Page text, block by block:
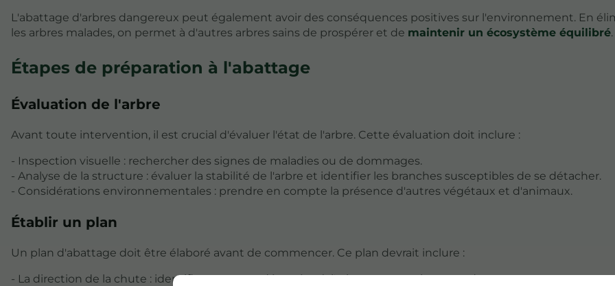
L'abattage d'arbres dangereux peut également avoir des conséquences positives sur l'environnement. En
les arbres malades, on permet à d'autres arbres sains de prospérer et de maintenir un écosystème équilibré.
Étapes de préparation à l'abattage
Évaluation de l'arbre
Avant toute intervention, il est crucial d'évaluer l'état de l'arbre. Cette évaluation doit inclure :
- Inspection visuelle : rechercher des signes de maladies ou de dommages.
- Analyse de la structure : évaluer la stabilité de l'arbre et identifier les branches susceptibles de se détacher.
- Considérations environnementales : prendre en compte la présence d'autres végétaux et d'animaux.
Établir un plan
Un plan d'abattage doit être élaboré avant de commencer. Ce plan devrait inclure :
- La direction de la chute : identifier une zone dégagée où l'arbre peut tomber sans danger.